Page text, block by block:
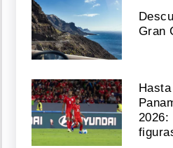
Gran
2026: